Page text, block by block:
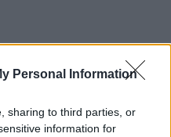
Personal Information
sharing to third parties, or
information for